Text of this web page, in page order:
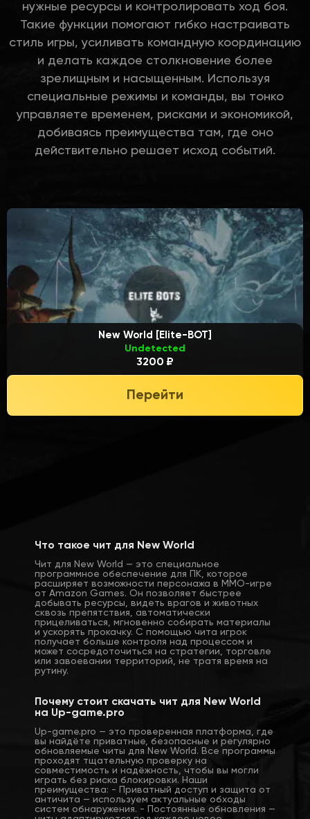
нужные ресурсы и контролировать ход боя.
Такие функции помогают гибко настраивать
стиль игры, усиливать командную координацию
и делать каждое столкновение более
зрелищным и насыщенным. Используя
специальные режимы и команды, вы тонко
управляете временем, рисками и экономикой,
добиваясь преимущества там, где оно
действительно решает исход событий.
New World [Elite-BOT]
Undetected
3200 ₽
Перейти
Что такое чит для New World
Чит для New World — это специальное
программное обеспечение для ПК, которое
расширяет возможности персонажа в MMO-игре
от Amazon Games. Он позволяет быстрее
добывать ресурсы, видеть врагов и животных
сквозь препятствия, автоматически
прицеливаться, мгновенно собирать материалы
и ускорять прокачку. С помощью чита игрок
получает больше контроля над процессом и
может сосредоточиться на стратегии, торговле
или завоевании территорий, не тратя время на
рутину.
Почему стоит скачать чит для New World
на Up-game.pro
Up-game.pro — это проверенная платформа, где
вы найдёте приватные, безопасные и регулярно
обновляемые читы для New World. Все программы
проходят тщательную проверку на
совместимость и надёжность, чтобы вы могли
играть без риска блокировки. Наши
преимущества: - Приватный доступ и защита от
античита — используем актуальные обходы
систем обнаружения. - Постоянные обновления —